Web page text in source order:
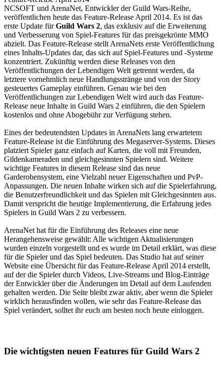
NCSOFT und ArenaNet, Entwickler der Guild Wars-Reihe,
veröffentlichen heute das Feature-Release April 2014. Es ist das
erste Update fürGuild Wars 2, das exklusiv auf die Erweiterung
und Verbesserung von Spiel-Features für das preisgekrönte MMO
abzielt. Das Feature-Release stellt ArenaNets erste Veröffentlichung
eines Inhalts-Updates dar, das sich auf Spiel-Features und -Systeme
konzentriert. Zukünftig werden diese Releases von den
Veröffentlichungen der Lebendigen Welt getrennt werden, da
letztere vornehmlich neue Handlungsstränge und von der Story
gesteuertes Gameplay einführen. Genau wie bei den
Veröffentlichungen zur Lebendigen Welt wird auch das Feature-
Release neue Inhalte in Guild Wars 2 einführen, die den Spielern
kostenlos und ohne Abogebühr zur Verfügung stehen.
Eines der bedeutendsten Updates in ArenaNets lang erwartetem
Feature-Release ist die Einführung des Megaserver-Systems. Dieses
platziert Spieler ganz einfach auf Karten, die voll mit Freunden,
Gildenkameraden und gleichgesinnten Spielern sind. Weitere
wichtige Features in diesem Release sind das neue
Garderobensystem, eine Vielzahl neuer Eigenschaften und PvP-
Anpassungen. Die neuen Inhalte wirken sich auf die Spielerfahrung,
die Benutzerfreundlichkeit und das Spielen mit Gleichgesinnten aus.
Damit verspricht die heutige Implementierung, die Erfahrung jedes
Spielers in Guild Wars 2 zu verbessern.
ArenaNet hat für die Einführung des Releases eine neue
Herangehensweise gewählt: Alle wichtigen Aktualisierungen
wurden einzeln vorgestellt und es wurde im Detail erklärt, was diese
für die Spieler und das Spiel bedeuten. Das Studio hat auf seiner
Website eine Übersicht für das Feature-Release April 2014 erstellt,
auf der die Spieler durch Videos, Live-Streams und Blog-Einträge
der Entwickler über die Änderungen im Detail auf dem Laufenden
gehalten werden. Die Seite bleibt zwar aktiv, aber wenn die Spieler
wirklich herausfinden wollen, wie sehr das Feature-Release das
Spiel verändert, solltet ihr euch am besten noch heute einloggen.
Die wichtigsten neuen Features für Guild Wars 2